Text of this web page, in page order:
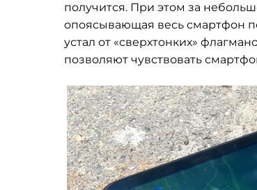
получится. При этом за
опоясывающая весь смартфон
устал от «сверхтонких»
позволяют чувствовать